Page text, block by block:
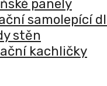
panely
samolepící
stěn
kachličky